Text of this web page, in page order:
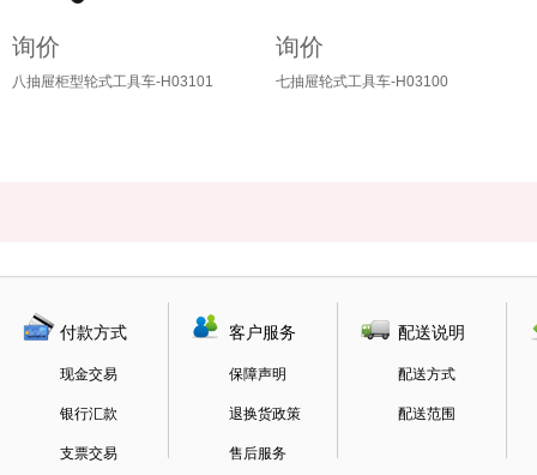
询价
八抽屉柜型轮式工具车-H03101
询价
七抽屉轮式工具车-H03100
付款方式
现金交易
银行汇款
支票交易
客户服务
保障声明
退换货政策
售后服务
配送说明
配送方式
配送范围